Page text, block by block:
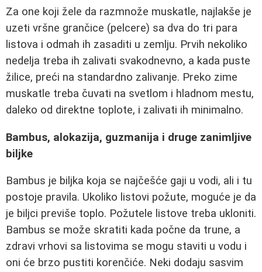
Za one koji žele da razmnože muskatle, najlakše je
uzeti vršne grančice (pelcere) sa dva do tri para
listova i odmah ih zasaditi u zemlju. Prvih nekoliko
nedelja treba ih zalivati svakodnevno, a kada puste
žilice, preći na standardno zalivanje. Preko zime
muskatle treba čuvati na svetlom i hladnom mestu,
daleko od direktne toplote, i zalivati ih minimalno.
Bambus, alokazija, guzmanija i druge zanimljive
biljke
Bambus je biljka koja se najčešće gaji u vodi, ali i tu
postoje pravila. Ukoliko listovi požute, moguće je da
je biljci previše toplo. Požutele listove treba ukloniti.
Bambus se može skratiti kada počne da trune, a
zdravi vrhovi sa listovima se mogu staviti u vodu i
oni će brzo pustiti korenčiće. Neki dodaju sasvim